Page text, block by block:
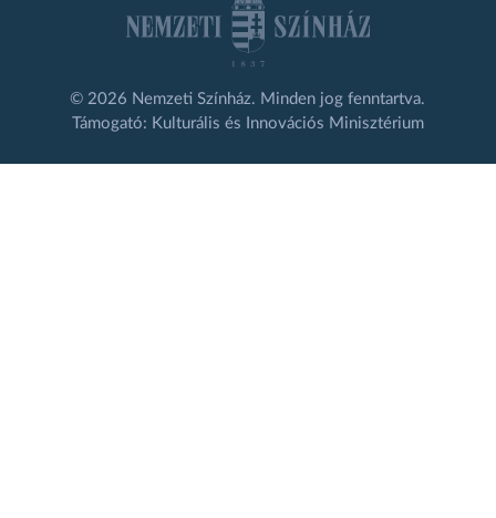
© 2026 Nemzeti Színház. Minden jog fenntartva.
Támogató: Kulturális és Innovációs Minisztérium